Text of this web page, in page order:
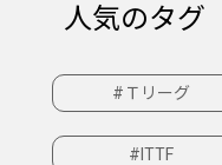
人気のタグ
#Ｔリーグ
#ITTF